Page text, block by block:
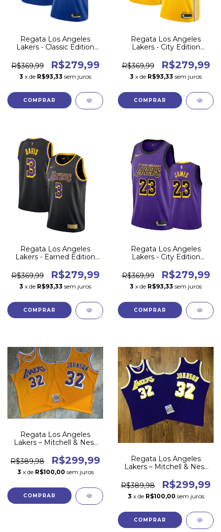
Regata Los Angeles
Lakers - Classic Edition
R$369,99
R$279,99
3 x de R$93,33 sem juros
COMPRAR
Regata Los Angeles
Lakers - City Edition
R$369,99
R$279,99
3 x de R$93,33 sem juros
COMPRAR
Regata Los Angeles
Lakers - Earned Edition
R$369,99
R$279,99
3 x de R$93,33 sem juros
COMPRAR
Regata Los Angeles
Lakers - City Edition
R$369,99
R$279,99
3 x de R$93,33 sem juros
COMPRAR
Regata Los Angeles
Lakers – Mitchell & Ness
- Amarela
R$389,98 R$299,99
3 x de R$100,00 sem juros
COMPRAR
Regata Los Angeles
Lakers – Mitchell & Ness
- Roxa
R$389,98 R$299,99
3 x de R$100,00 sem juros
COMPRAR